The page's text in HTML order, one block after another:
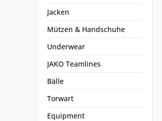
Jacken
Mützen & Handschuhe
Underwear
JAKO Teamlines
Bälle
Torwart
Equipment